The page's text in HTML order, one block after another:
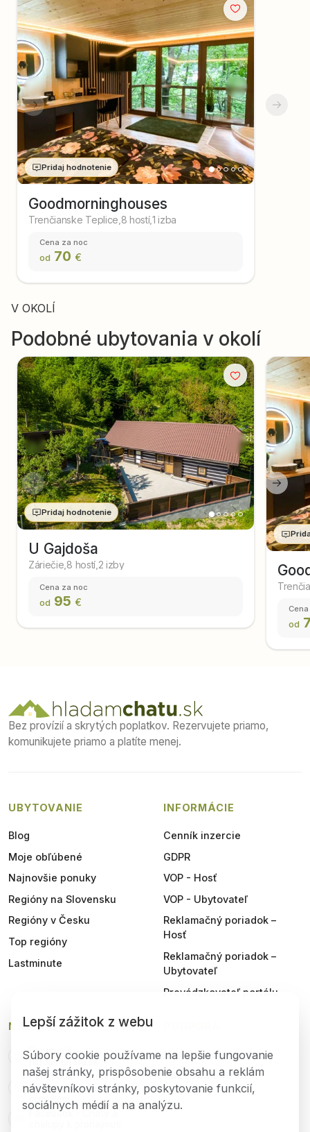
Pridaj hodnotenie
Goodmorninghouses
Trenčianske Teplice 8 hostí,1 izba
Cena za noc
od 70 €
V OKOLÍ
Podobné ubytovania v okolí
Pridaj hodnotenie
U Gajdoša
Záriečie 8 hostí, 2 izby
Cena za noc
od 95 €
od
Bez provízií a skrytých poplatkov. Rezervujete priamo,
komunikujete priamo a platíte menej.
UBYTOVANIE
Blog
Moje obľúbené
Najnovšie ponuky
Regióny na Slovensku
Regióny v Česku
Top regióny
Lastminute
INFORMÁCIE
Cenník inzercie
GDPR
VOP - Hosť
VOP - Ubytovateľ
Reklamačný poriadok –
Hosť
Reklamačný poriadok –
Ubytovateľ
Prevádzkovateľ portálu
NAŠE SOCIÁLNE SIETE
Facebook -
hladamchatu.sk
Facebook - Chaty a
Chalupy - kupa predaj
prenájom
Facebook - Chaty a
help@hladamchatu.sk
+421 949 649 111
Lepší zážitok z webu
Súbory cookie používame na lepšie fungovanie
našej stránky, prispôsobenie obsahu a reklám
návštevníkovi stránky, poskytovanie funkcií,
sociálnych médií a na analýzu.